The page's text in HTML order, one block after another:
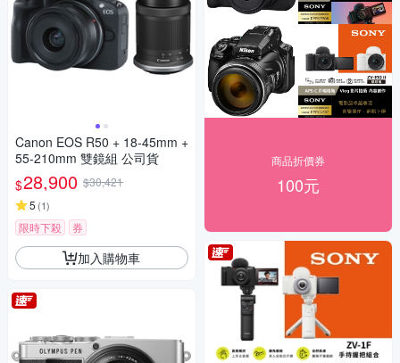
Canon EOS R50 + 18-45mm +
55-210mm 雙鏡組 公司貨
$28,900 $30,421
5 (1)
限時下殺 券
加入購物車
商品折價券
100元